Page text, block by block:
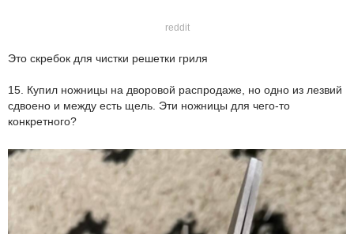
reddit
Это скребок для чистки решетки гриля
15. Купил ножницы на дворовой распродаже, но одно из лезвий
сдвоено и между есть щель. Эти ножницы для чего-то
конкретного?